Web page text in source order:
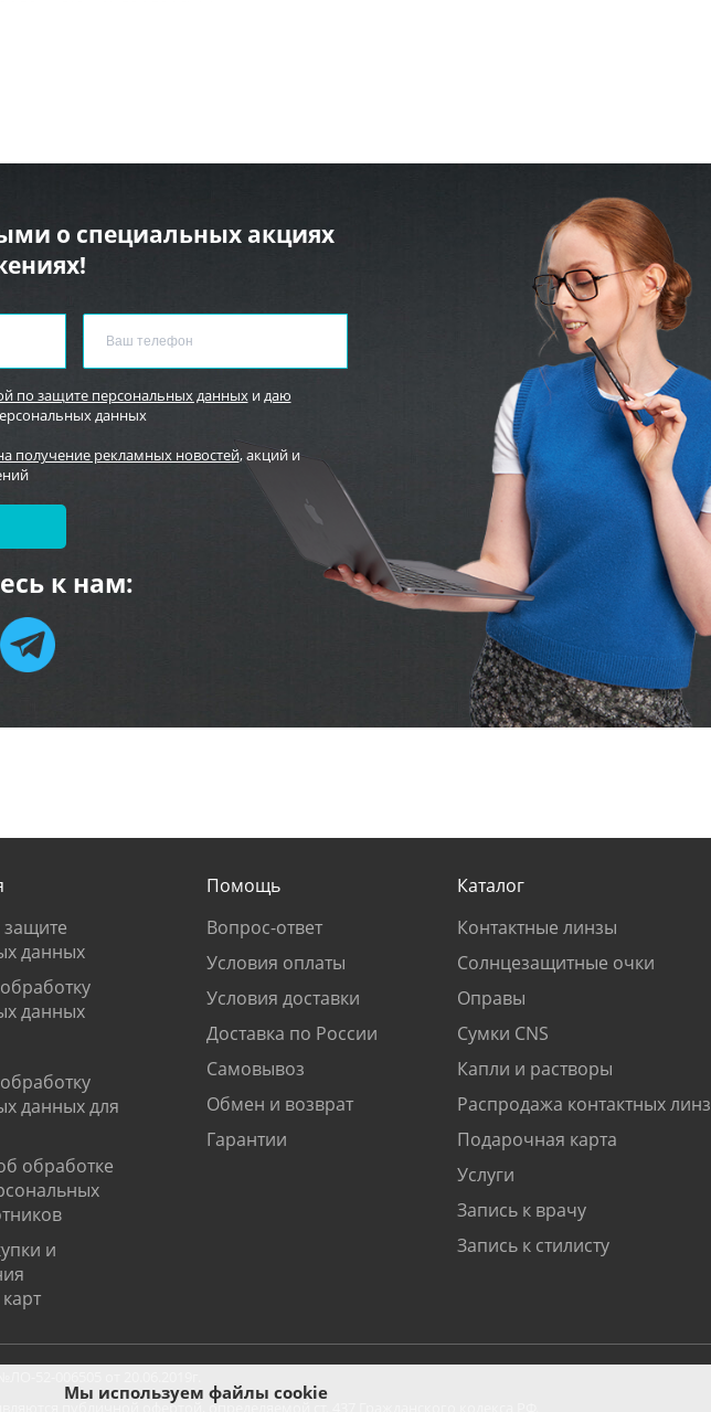
о специальных акциях
по защите персональных данныхи даю
данных
получение рекламных новостей, акций и
к нам:
данных
данных
данных для
обработке
и
Помощь
Вопрос-ответ
Условия оплаты
Условия доставки
Доставка по России
Самовывоз
Обмен и возврат
Гарантии
Каталог
Контактные линзы
Солнцезащитные очки
Оправы
Сумки CNS
Капли и растворы
Распродажа контактных линз
Подарочная карта
Услуги
Запись к врачу
Запись к стилисту
публичной офертой, определяемой ст. 437 Гражданского кодекса РФ.
Мы используем файлы cookie